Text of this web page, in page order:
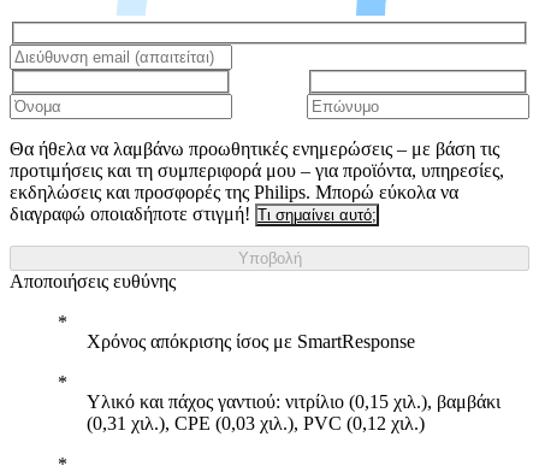
Θα ήθελα να λαμβάνω προωθητικές ενημερώσεις – με βάση τις
προτιμήσεις και τη συμπεριφορά μου – για προϊόντα, υπηρεσίες,
εκδηλώσεις και προσφορές της Philips. Μπορώ εύκολα να
διαγραφώ οποιαδήποτε στιγμή! Τι σημαίνει αυτό;
Υποβολή
Αποποιήσεις ευθύνης
Χρόνος απόκρισης ίσος με SmartResponse
Υλικό και πάχος γαντιού: νιτρίλιο (0,15 χιλ.), βαμβάκι
(0,31 χιλ.), CPE (0,03 χιλ.), PVC (0,12 χιλ.)